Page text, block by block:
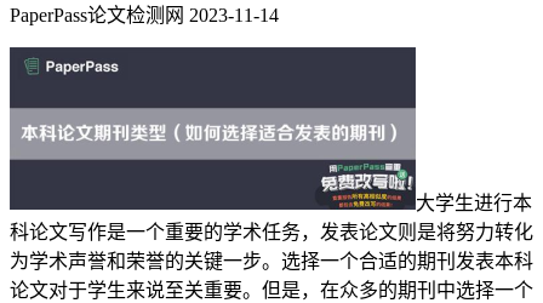
PaperPass论文检测网 2023-11-14
大学生进行本
科论文写作是一个重要的学术任务，发表论文则是将努力转化
为学术声誉和荣誉的关键一步。选择一个合适的期刊发表本科
论文对于学生来说至关重要。但是，在众多的期刊中选择一个